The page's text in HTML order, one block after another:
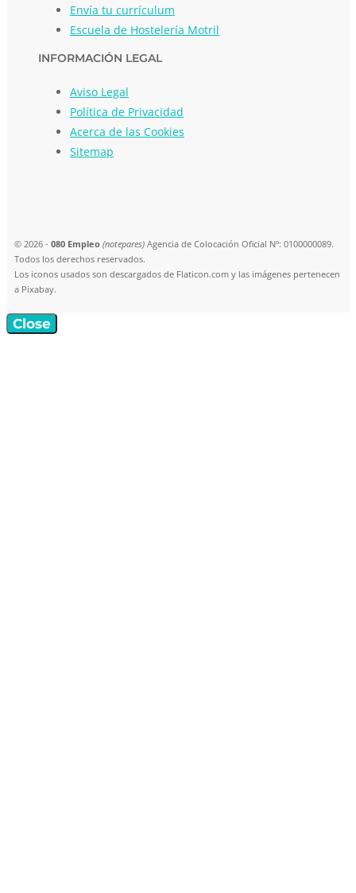
Envía tu currículum
Escuela de Hostelería Motril
INFORMACIÓN LEGAL
Aviso Legal
Política de Privacidad
Acerca de las Cookies
Sitemap
© 2026 - 080 Empleo (notepares) Agencia de Colocación Oficial Nº: 0100000089.
Todos los derechos reservados.
Los iconos usados son descargados de Flaticon.com y las imágenes pertenecen
a Pixabay.
Close